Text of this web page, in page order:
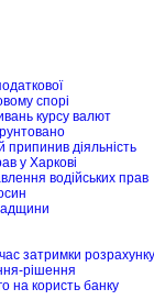
спорі
курсу валют
припинив діяльність
у Харкові
водійських прав
затримки
рішення
на користь банку